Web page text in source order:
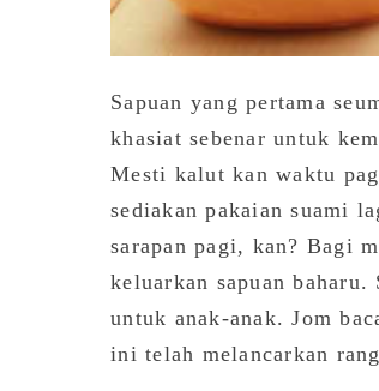
Sapuan yang pertama
khasiat sebenar untuk
Mesti kalut kan waktu
sediakan pakaian suami
sarapan pagi, kan? Bagi
keluarkan sapuan
untuk anak-anak. Jom
ini telah melancarkan